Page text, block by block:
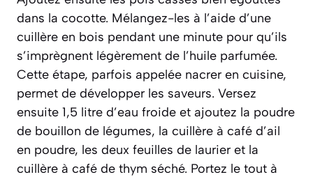
dans la cocotte. Mélangez-les à l’aide d’une
cuillère en bois pendant une minute pour qu’ils
s’imprègnent légèrement de l’huile parfumée.
Cette étape, parfois appelée nacrer en cuisine,
permet de développer les saveurs. Versez
ensuite 1,5 litre d’eau froide et ajoutez la poudre
de bouillon de légumes, la cuillère à café d’ail
en poudre, les deux feuilles de laurier et la
cuillère à café de thym séché. Portez le tout à